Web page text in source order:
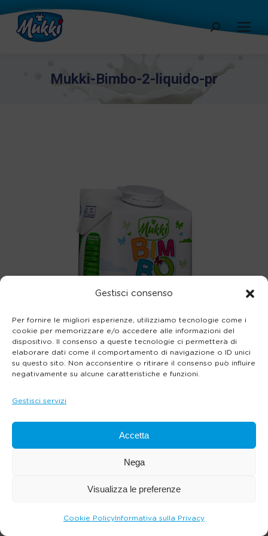
Gestisci consenso
Per fornire le migliori esperienze, utilizziamo tecnologie come i
cookie per memorizzare e/o accedere alle informazioni del
dispositivo. Il consenso a queste tecnologie ci permetterà di
elaborare dati come il comportamento di navigazione o ID unici
su questo sito. Non acconsentire o ritirare il consenso può influire
negativamente su alcune caratteristiche e funzioni.
Gestisci servizi
Accetta
Nega
Visualizza le preferenze
Cookie PolicyInformativa sulla Privacy
Cerca:
Mukki-Bimbo-2-liquido-pr